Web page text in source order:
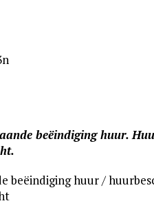
beëindiging huur.
beëindiging huur /